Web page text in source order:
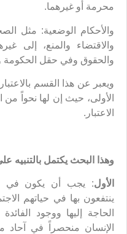
محرمة أو غيرهما.
والأحكام الوضعية: مثل
والاقتضاء والمنع، إلى
والحقوق وفي حقل الحكومة
ويعبر عن هذا القسم
الأولى، حيث إن لها نحواً من
الاعتبار.
وهذا البحث يكتمل بالتنبيه
الأول: يجب أن يكون في
ينتفعون بها في حياتهم
الحاجة إليها ووجود
الإنسان منحصراً في آحاد